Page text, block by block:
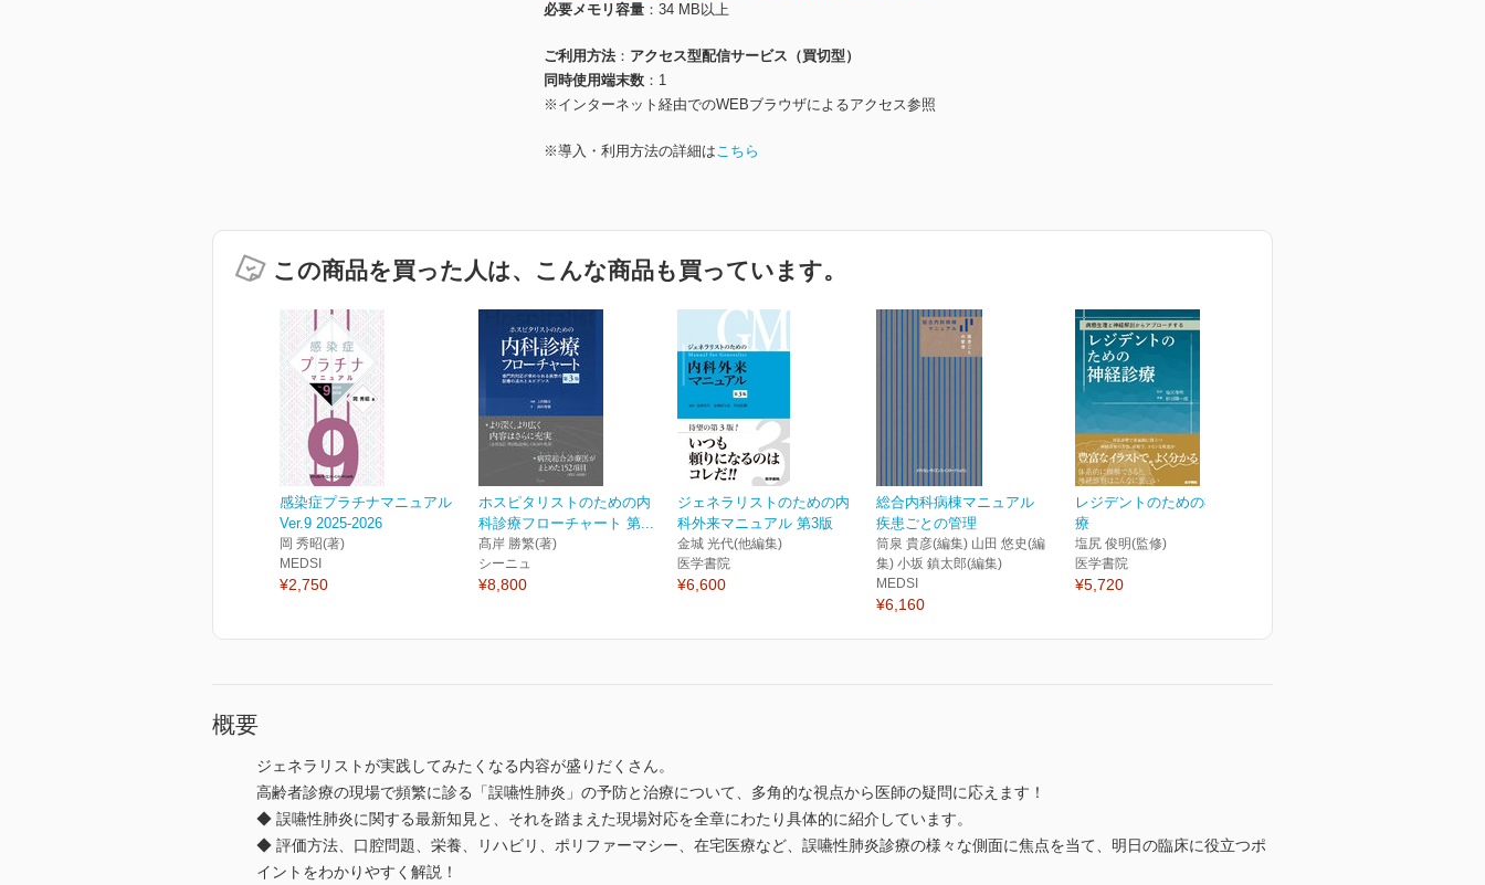
必要メモリ容量
34 MB以上
ご利用方法
アクセス型配信サービス（買切型）
同時使用端末数
1
※インターネット経由でのWEBブラウザによるアクセス参照
※導入・利用方法の詳細はこちら
この商品を買った人は、こんな商品も買っています。
感染症プラチナマニュアル
Ver.9 2025-2026
岡 秀昭(著)
MEDSI
¥2,750
ホスピタリストのための内
科診療フローチャート 第...
髙岸 勝繁(著)
シーニュ
¥8,800
ジェネラリストのための内
科外来マニュアル 第3版
金城 光代(他編集)
医学書院
¥6,600
総合内科病棟マニュアル
疾患ごとの管理
筒泉 貴彦(編集) 山田 悠史(編
集) 小坂 鎮太郎(編集)
MEDSI
¥6,160
レジデントのための神経診
療
塩尻 俊明(監修)
医学書院
¥5,720
概要
ジェネラリストが実践してみたくなる内容が盛りだくさん。
高齢者診療の現場で頻繁に診る「誤嚥性肺炎」の予防と治療について、多角的な視点から医師の疑問に応えます！
◆ 誤嚥性肺炎に関する最新知見と、それを踏まえた現場対応を全章にわたり具体的に紹介しています。
◆ 評価方法、口腔問題、栄養、リハビリ、ポリファーマシー、在宅医療など、誤嚥性肺炎診療の様々な側面に焦点を当て、明日の臨床に役立つポ
イントをわかりやすく解説！